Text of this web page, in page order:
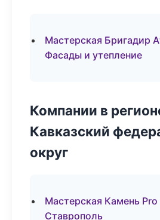
Мастерская Бригадир
Фасады и утепление
Компании в
Кавказский
округ
Мастерская Камень
Ставрополь